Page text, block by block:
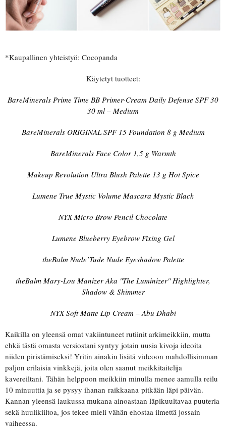
*Kaupallinen yhteistyö: Cocopanda
Käytetyt tuotteet:
BareMinerals Prime Time BB Primer-Cream Daily Defense SPF 30
30 ml – Medium
BareMinerals ORIGINAL SPF 15 Foundation 8 g Medium
BareMinerals Face Color 1,5 g Warmth
Makeup Revolution Ultra Blush Palette 13 g Hot Spice
Lumene True Mystic Volume Mascara Mystic Black
NYX Micro Brow Pencil Chocolate
Lumene Blueberry Eyebrow Fixing Gel
theBalm Nude’Tude Nude Eyeshadow Palette
theBalm Mary-Lou Manizer Aka "The Luminizer" Highlighter,
Shadow & Shimmer
NYX Soft Matte Lip Cream – Abu Dhabi
Kaikilla on yleensä omat vakiintuneet rutiinit arkimeikkiin, mutta
ehkä tästä omasta versiostani syntyy jotain uusia kivoja ideoita
niiden piristämiseksi! Yritin ainakin lisätä videoon mahdollisimman
paljon erilaisia vinkkejä, joita olen saanut meikkitaitelija
kavereiltani. Tähän helppoon meikkiin minulla menee aamulla reilu
10 minuuttia ja se pysyy ihanan raikkaana pitkään läpi päivän.
Kannan yleensä laukussa mukana ainoastaan läpikuultavaa puuteria
sekä huulikiiltoa, jos tekee mieli vähän ehostaa ilmettä jossain
vaiheessa.